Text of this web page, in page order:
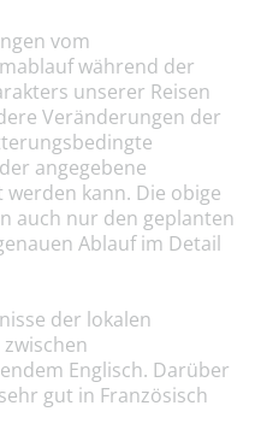
vom
während der
unserer Reisen
Veränderungen der
angegebene
kann. Die obige
auch nur den geplanten
Ablauf im Detail
der lokalen
Englisch. Darüber
gut in Französisch